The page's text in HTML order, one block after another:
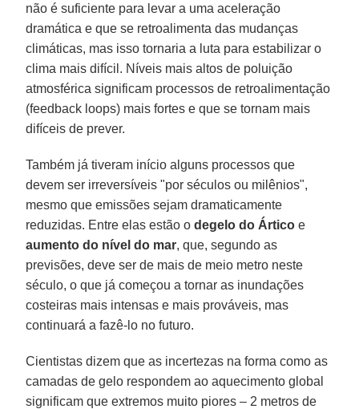
não é suficiente para levar a uma aceleração
dramática e que se retroalimenta das mudanças
climáticas, mas isso tornaria a luta para estabilizar o
clima mais difícil. Níveis mais altos de poluição
atmosférica significam processos de retroalimentação
(feedback loops) mais fortes e que se tornam mais
difíceis de prever.
Também já tiveram início alguns processos que
devem ser irreversíveis "por séculos ou milênios",
mesmo que emissões sejam dramaticamente
reduzidas. Entre elas estão odegelo do Ártico e
aumento do nível do mar, que, segundo as
previsões, deve ser de mais de meio metro neste
século, o que já começou a tornar as inundações
costeiras mais intensas e mais prováveis, mas
continuará a fazê-lo no futuro.
Cientistas dizem que as incertezas na forma como as
camadas de gelo respondem ao aquecimento global
significam que extremos muito piores – 2 metros de